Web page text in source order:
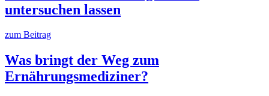
untersuchen lassen
zum Beitrag
Was bringt der Weg zum
Ernährungsmediziner?